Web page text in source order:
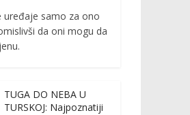
uređaje samo za ono
da oni mogu da
TUGA DO NEBA U
TURSKOJ: Najpoznatiji